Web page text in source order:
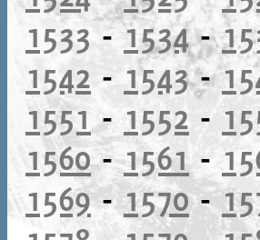
1533-1534-
1542 - 1543-
1551 - 1552 -
1560-1561-
1569-1570-